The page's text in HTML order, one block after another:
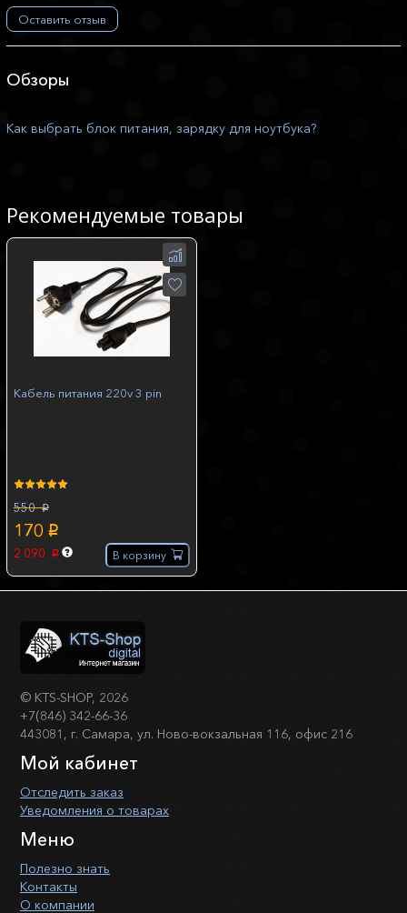
Оставить отзыв
Обзоры
Как выбрать блок питания, зарядку для ноутбука?
Рекомендуемые товары
Кабель питания 220v 3 pin
550 p
170 p
2 090 p В корзину
© KTS-SHOP, 2026
+7(846) 342-66-36
443081, г. Самара, ул. Ново-вокзальная 116, офис 216
Мой кабинет
Отследить заказ
Уведомления о товарах
Меню
Полезно знать
Контакты
О компании